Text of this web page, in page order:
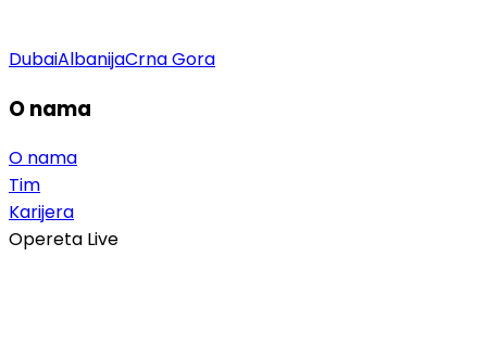
DubaiAlbanijaCrna Gora
O nama
O nama
Tim
Karijera
Opereta Live